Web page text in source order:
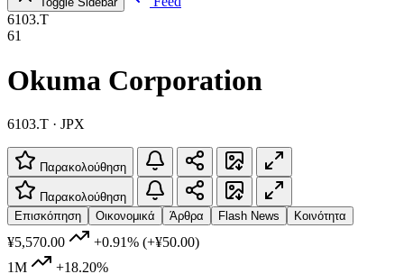
6103.T
61
Okuma Corporation
6103.T · JPX
Παρακολούθηση
Παρακολούθηση
Επισκόπηση
Οικονομικά Άρθρα Flash News Κοινότητα
¥5,570.00 +0.91% (+¥50.00)
1M
+18.20%